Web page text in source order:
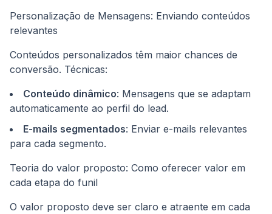
Personalização de Mensagens: Enviando conteúdos
relevantes
Conteúdos personalizados têm maior chances de
conversão. Técnicas:
Conteúdo dinâmico: Mensagens que se adaptam
automaticamente ao perfil do lead.
E-mails segmentados: Enviar e-mails relevantes
para cada segmento.
Teoria do valor proposto: Como oferecer valor em
cada etapa do funil
O valor proposto deve ser claro e atraente em cada